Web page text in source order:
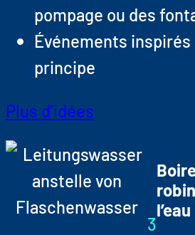
pompage ou des
Événements
principe
Plus d’idées
3